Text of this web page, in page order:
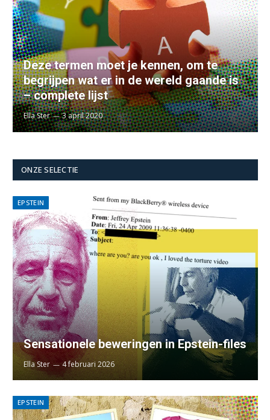
Deze termen moet je kennen, om te
begrijpen wat er in de wereld gaande is
– complete lijst
Ella Ster 3 april 2020
ONZE SELECTIE
EPSTEIN
Sensationele beweringen in Epstein-files
Ella Ster 4 februari 2026
EPSTEIN